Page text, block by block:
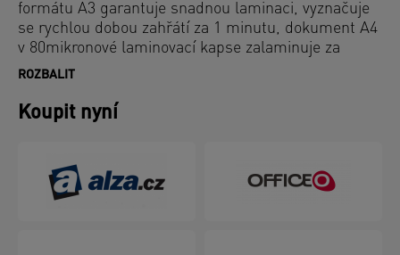
formátu A3 garantuje snadnou laminaci, vyznačuje
se rychlou dobou zahřátí za 1 minutu, dokument A4
v 80mikronové laminovací kapse zalaminuje za
pouhých 36 sekund. Pomocí Intuitivního dotykového
kapsy, případně využít tlačítko zpětného chodu pro
snadné vyjmutí zaseknuté laminovací kapsy.
světlelné a zvukové signály: červená dioda znamená
zahřívání, zelená se zvukovým upozorněním
oznamuje připravenost na laminování, blikající
ROZBALIT
Koupit nyní